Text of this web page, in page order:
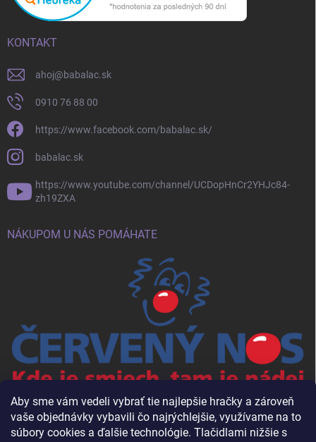
Aby sme vám vedeli vybrať tie najlepšie hračky a zároveň
vaše objednávky vybavili čo najrýchlejšie, využívame na to
súbory cookies a ďalšie technológie. Tlačidlami nižšie s
KONTAKT
ahoj@babalac.sk
0910 76 88 00
https://www.facebook.com/babalac.sk/
babalac.sk
https://www.youtube.com/channel/UCDopHnCr2YHJc84-
zh19ZXA
NÁKUPOM U NÁS POMÁHATE